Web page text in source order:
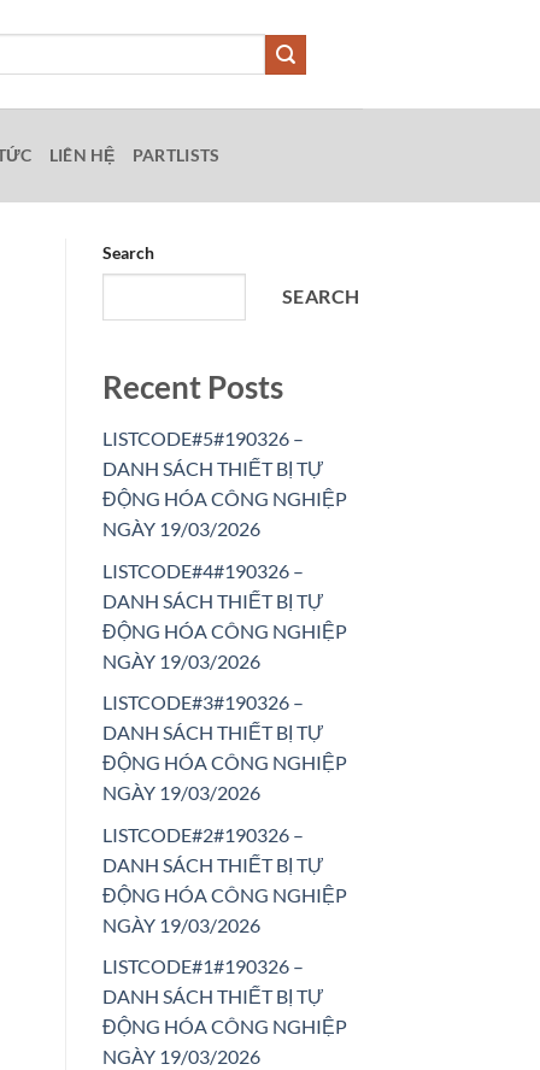
LIÊN HỆ PARTLISTS
Search
SEARCH
Recent Posts
LISTCODE#5#190326 –
DANH SÁCH THIẾT BỊ TỰ
ĐỘNG HÓA CÔNG NGHIỆP
NGÀY 19/03/2026
LISTCODE#4#190326 –
DANH SÁCH THIẾT BỊ TỰ
ĐỘNG HÓA CÔNG NGHIỆP
NGÀY 19/03/2026
LISTCODE#3#190326 –
DANH SÁCH THIẾT BỊ TỰ
ĐỘNG HÓA CÔNG NGHIỆP
NGÀY 19/03/2026
LISTCODE#2#190326 –
DANH SÁCH THIẾT BỊ TỰ
ĐỘNG HÓA CÔNG NGHIỆP
NGÀY 19/03/2026
LISTCODE#1#190326 –
DANH SÁCH THIẾT BỊ TỰ
ĐỘNG HÓA CÔNG NGHIỆP
NGÀY 19/03/2026